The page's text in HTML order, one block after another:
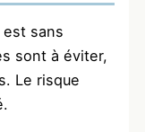
sans
sont à éviter,
Le risque